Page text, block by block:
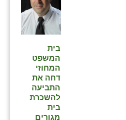
בית
המשפט
המחוזי
דחה את
התביעה
להשכרת
בית
מגורים